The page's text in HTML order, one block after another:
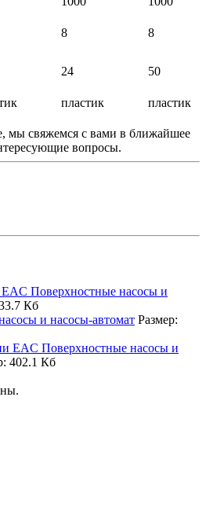
8
8
24 50
пластик
пластик
мы свяжемся с вами в ближайшее
вопросы.
EAC Поверхностные насосы и
Кб
и насосы-автомат Размер:
EAC Поверхностные насосы и
402.1 Кб